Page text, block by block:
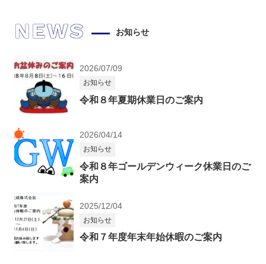
NEWS お知らせ
2026/07/09
お知らせ
令和８年夏期休業日のご案内
2026/04/14
お知らせ
令和８年ゴールデンウィーク休業日のご
案内
2025/12/04
お知らせ
令和７年度年末年始休暇のご案内